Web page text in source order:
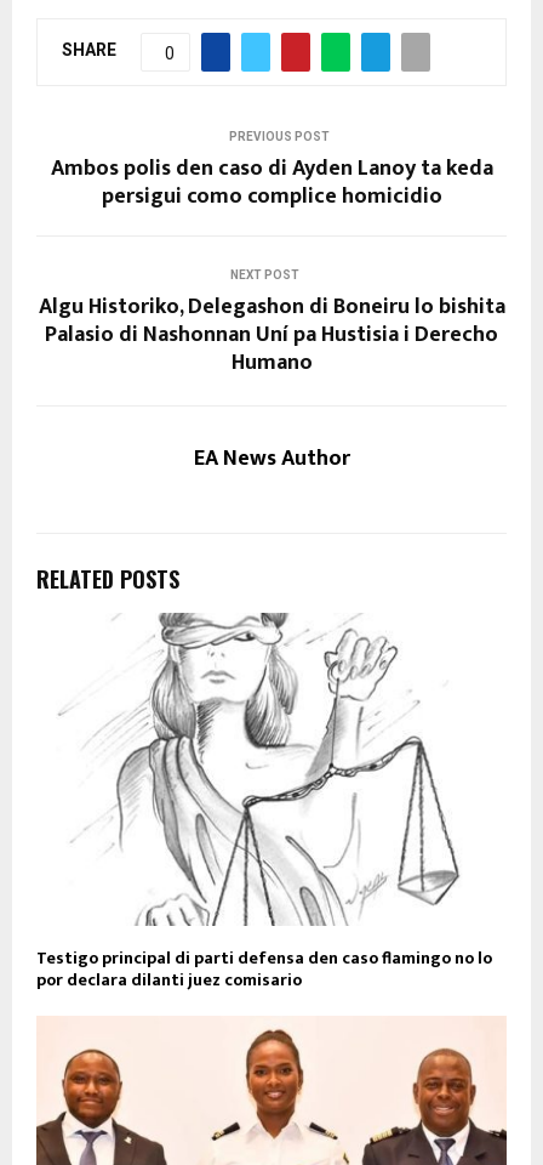
SHARE 0
PREVIOUS POST
Ambos polis den caso di Ayden Lanoy ta keda
persigui como complice homicidio
NEXT POST
Algu Historiko, Delegashon di Boneiru lo bishita
Palasio di Nashonnan Uní pa Hustisia i Derecho
Humano
EA News Author
RELATED POSTS
Testigo principal di parti defensa den caso flamingo no lo
por declara dilanti juez comisario